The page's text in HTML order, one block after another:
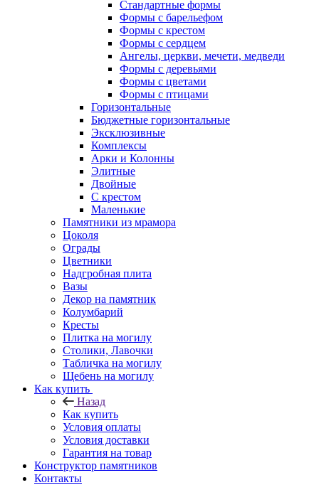
Стандартные формы
Формы с барельефом
Формы с крестом
Формы с сердцем
Ангелы, церкви, мечети, медведи
Формы с деревьями
Формы с цветами
Формы с птицами
Горизонтальные
Бюджетные горизонтальные
Эксклюзивные
Комплексы
Арки и Колонны
Элитные
Двойные
С крестом
Маленькие
Памятники из мрамора
Цоколя
Ограды
Цветники
Надгробная плита
Вазы
Декор на памятник
Колумбарий
Кресты
Плитка на могилу
Столики, Лавочки
Табличка на могилу
Щебень на могилу
Как купить
Назад
Как купить
Условия оплаты
Условия доставки
Гарантия на товар
Конструктор памятников
Контакты